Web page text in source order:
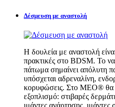
Δέσμευση με αναστολή
Η δουλεία με αναστολή
πρακτικές στο BDSM. Το
πάτωμα σημαίνει απόλυτη
υπόσχεται αδρεναλίνη,
κορυφώσεις. Στο MEO® θα
εξοπλισμό: στιβαρές
ιμάντες ανάρτησης,